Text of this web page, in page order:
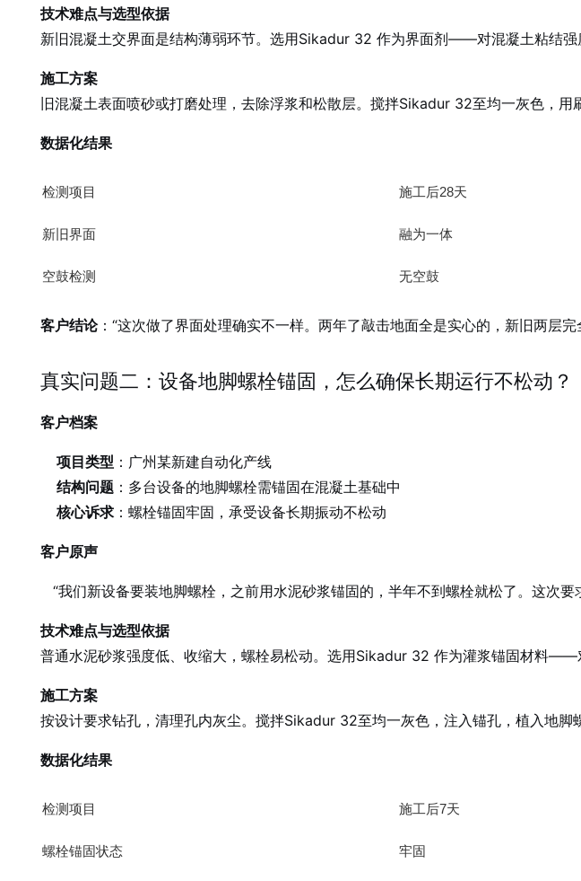
技术难点与选型依据
新旧混凝土交界面是结构薄弱环节。选用Sikadur 32 作为界面剂——对混凝土粘结
施工方案
旧混凝土表面喷砂或打磨处理，去除浮浆和松散层。搅拌Sikadur 32至均一灰色，
数据化结果
检测项目 施工后28天
新旧界面 融为一体
空鼓检测 无空鼓
客户结论：“这次做了界面处理确实不一样。两年了敲击地面全是实心的，新旧两层完
真实问题二：设备地脚螺栓锚固，怎么确保长期运行不松动？
客户档案
项目类型 ：广州某新建自动化产线
结构问题 ：多台设备的地脚螺栓需锚固在混凝土基础中
核心诉求：螺栓锚固牢固，承受设备长期振动不松动
客户原声
“我们新设备要装地脚螺栓，之前用水泥砂浆锚固的，半年不到螺栓就松了。这次
技术难点与选型依据
普通水泥砂浆强度低、收缩大，螺栓易松动。选用Sikadur 32 作为灌浆锚固材料——
施工方案
按设计要求钻孔，清理孔内灰尘。搅拌Sikadur 32至均一灰色，注入锚孔，植入地脚
数据化结果
检测项目 施工后7天
螺栓锚固状态 牢固